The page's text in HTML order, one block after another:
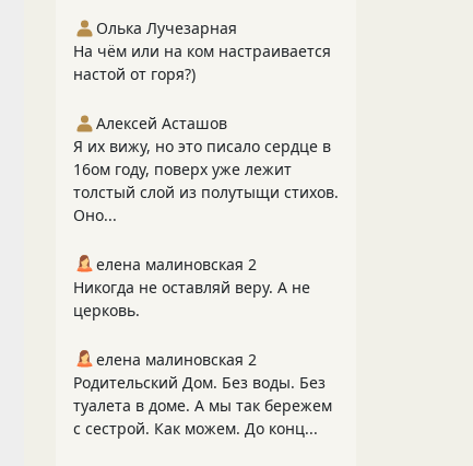
Олька Лучезарная
На чём или на ком настраивается
настой от горя?)
Алексей Асташов
Я их вижу, но это писало сердце в
16ом году, поверх уже лежит
толстый слой из полутыщи стихов.
Оно...
елена малиновская 2
Никогда не оставляй веру. А не
церковь.
елена малиновская 2
Родительский Дом. Без воды. Без
туалета в доме. А мы так бережем
с сестрой. Как можем. До конц...